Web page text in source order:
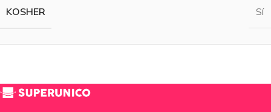
KOSHER Sí